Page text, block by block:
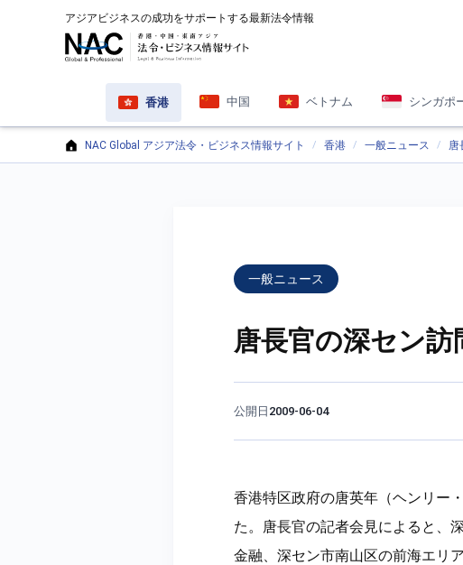
アジアビジネスの成功をサポートする最新法令情報
香港 中国 ベトナム シンガポ
NAC Global アジア法令・ビジネス情報サイト 香港 一般ニュース 唐
一般ニュース
唐長官の深セン
公開日 2009-06-04
香港特区政府の唐英年（ヘンリー
た。唐長官の記者会見によると、
金融、深セン市南山区の前海エリ